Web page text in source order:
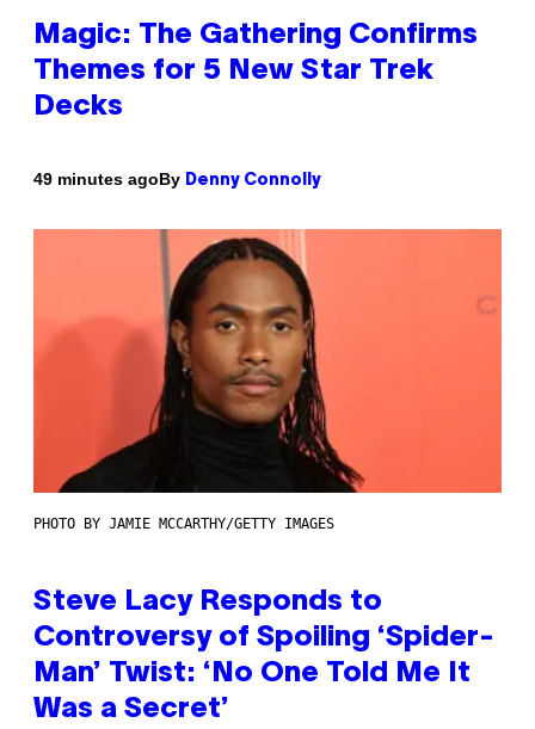
Magic: The Gathering Confirms
Themes for 5 New Star Trek
Decks
49 minutes agoBy Denny Connolly
PHOTO BY JAMIE MCCARTHY/GETTY IMAGES
Steve Lacy Responds to
Controversy of Spoiling ‘Spider-
Man’ Twist: ‘No One Told Me It
Was a Secret’